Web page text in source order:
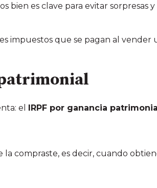
bien es clave para evitar sorpresas
impuestos que se pagan al vender
el IRPF por ganancia
compraste, es decir, cuando